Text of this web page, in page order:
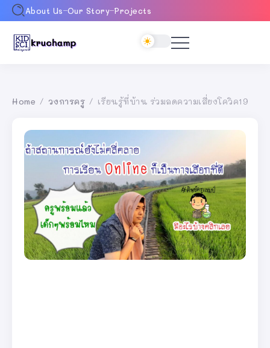
About Us Our Story Projects
Home / วงการครู / เรียนรู้ที่บ้าน ร่วมลดความเสี่ยงโควิค19